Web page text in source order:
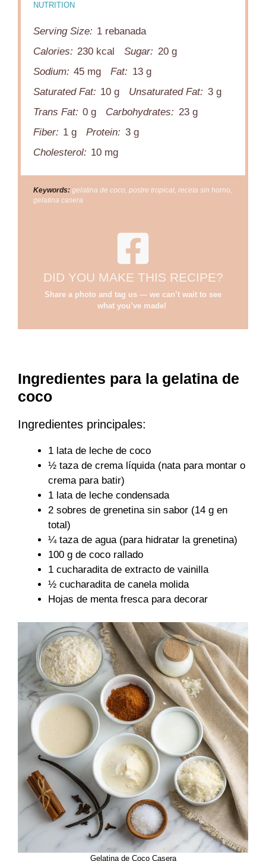
NUTRITION
Serving Size: 1 rebanada
Calories: 230 kcal Sugar: 20 g
Sodium: 45 mg Fat: 13 g
Saturated Fat: 10 g Unsaturated Fat: 3 g
Trans Fat: 0 g Carbohydrates: 23 g
Fiber: 1 g Protein: 3 g
Cholesterol: 10 mg
Keywords: gelatina de coco, postre tropical, receta sin horno,
gelatina casera
DID YOU MAKE THIS RECIPE?
Share a photo and tag us — we can’t wait to see
what you’ve made!
Ingredientes para la gelatina de
coco
Ingredientes principales:
1 lata de leche de coco
½ taza de crema líquida (nata para montar o
crema para batir)
1 lata de leche condensada
2 sobres de grenetina sin sabor (14 g en
total)
¼ taza de agua (para hidratar la grenetina)
100 g de coco rallado
1 cucharadita de extracto de vainilla
½ cucharadita de canela molida
Hojas de menta fresca para decorar
Gelatina de Coco Casera